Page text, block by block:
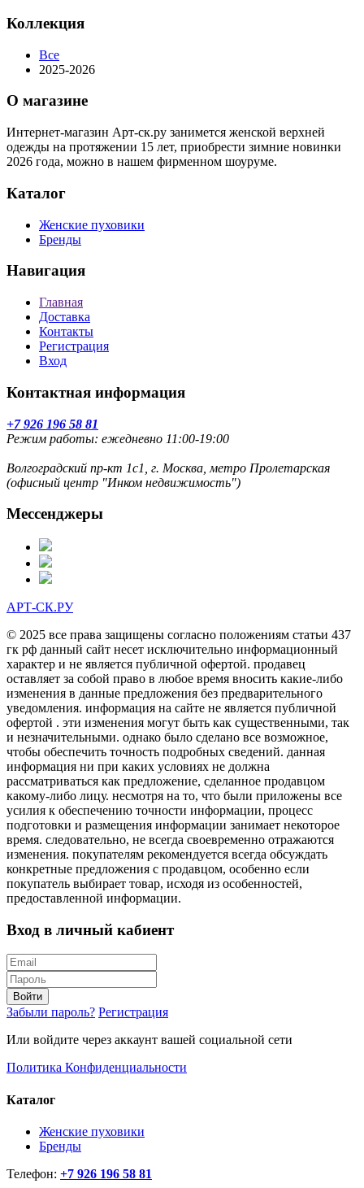
Коллекция
Все
2025-2026
О магазине
Интернет-магазин Арт-ск.ру занимется женской верхней
одежды на протяжении 15 лет, приобрести зимние новинки
2026 года, можно в нашем фирменном шоуруме.
Каталог
Женские пуховики
Бренды
Навигация
Главная
Доставка
Контакты
Регистрация
Вход
Контактная информация
+7 926 196 58 81
Режим работы: ежедневно 11:00-19:00
Волгоградский пр-кт 1с1, г. Москва, метро Пролетарская
(офисный центр "Инком недвижимость")
Мессенджеры
АРТ-СК.РУ
© 2025 все права защищены согласно положениям статьи 437
гк рф данный сайт несет исключительно информационный
характер и не является публичной офертой. продавец
оставляет за собой право в любое время вносить какие-либо
изменения в данные предложения без предварительного
уведомления. информация на сайте не является публичной
офертой . эти изменения могут быть как существенными, так
и незначительными. однако было сделано все возможное,
чтобы обеспечить точность подробных сведений. данная
информация ни при каких условиях не должна
рассматриваться как предложение, сделанное продавцом
какому-либо лицу. несмотря на то, что были приложены все
усилия к обеспечению точности информации, процесс
подготовки и размещения информации занимает некоторое
время. следовательно, не всегда своевременно отражаются
изменения. покупателям рекомендуется всегда обсуждать
конкретные предложения с продавцом, особенно если
покупатель выбирает товар, исходя из особенностей,
предоставленной информации.
Вход в личный кабиент
Войти
Забыли пароль? Регистрация
Или войдите через аккаунт вашей социальной сети
Политика Конфиденциальности
Каталог
Женские пуховики
Бренды
Телефон: +7 926 196 58 81